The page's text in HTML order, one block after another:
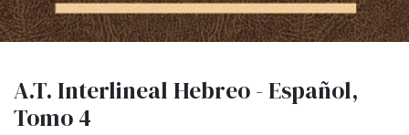
A.T. Interlineal Hebreo - Español,
Tomo 4